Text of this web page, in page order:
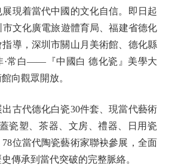
現着當代中國的文化自信。即日起
文化廣電旅遊體育局、福建省德化
導，深圳市關山月美術館、德化縣
·常白——『中國白 德化瓷』美學大
向觀眾開放。
代德化白瓷30件套、現當代藝術
瓷塑、茶器、文房、禮器、日用瓷
位當代陶瓷藝術家聯袂參展，全面
傳承到當代突破的完整脈絡。